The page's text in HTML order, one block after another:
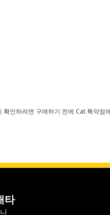
인하려면 구매하기 전에 Cat 특약점
타